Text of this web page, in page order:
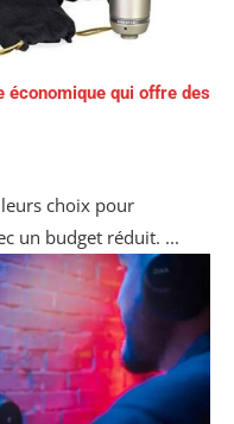
économique qui offre des
choix pour
un budget réduit. ...